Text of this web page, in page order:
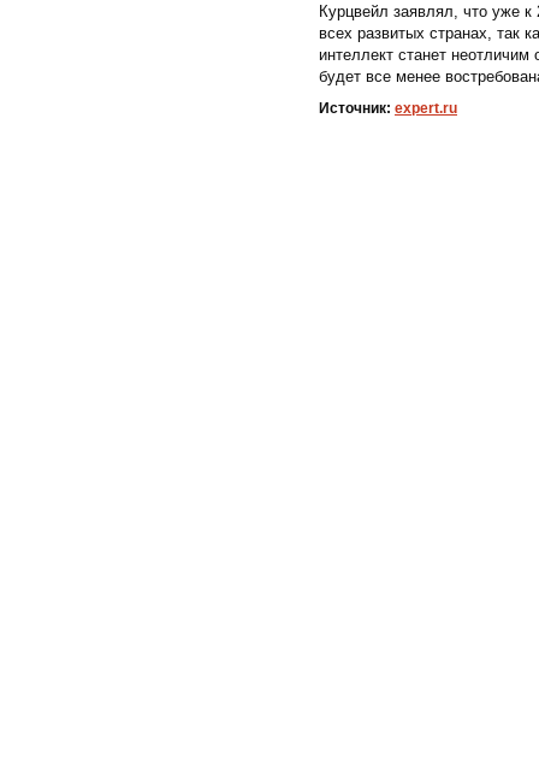
Курцвейл заявлял, что уже
всех развитых странах, так
интеллект станет неотличим
будет все менее
Источник: expert.ru